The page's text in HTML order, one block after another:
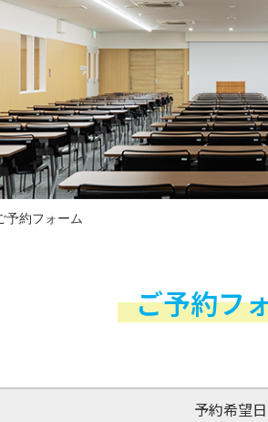
予約フォーム
ご予約フ
予約希望日